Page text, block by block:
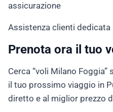
assicurazione
Assistenza clienti dedicata
Prenota ora il tuo
Cerca “voli Milano Foggia”
il tuo prossimo viaggio in
diretto e al miglior prezzo